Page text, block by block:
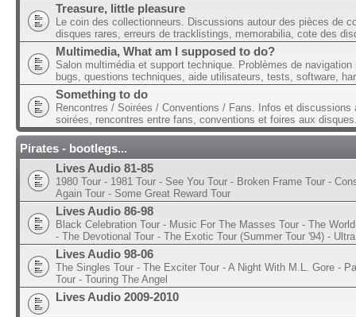
Treasure, little pleasure
Le coin des collectionneurs. Discussions autour des pièces de
disques rares, erreurs de tracklistings, memorabilia, cote des
Multimedia, What am I supposed to do?
Salon multimédia et support technique. Problèmes de navigation
bugs, questions techniques, aide utilisateurs, tests, software,
Something to do
Rencontres / Soirées / Conventions / Fans. Infos et discussions
soirées, rencontres entre fans, conventions et foires aux
Pirates - bootlegs...
Lives Audio 81-85
1980 Tour - 1981 Tour - See You Tour - Broken Frame Tour -
Again Tour - Some Great Reward Tour
Lives Audio 86-98
Black Celebration Tour - Music For The Masses Tour - The
- The Devotional Tour - The Exotic Tour (Summer Tour '94) -
Lives Audio 98-06
The Singles Tour - The Exciter Tour - A Night With M.L. Gore -
Tour - Touring The Angel
Lives Audio 2009-2010